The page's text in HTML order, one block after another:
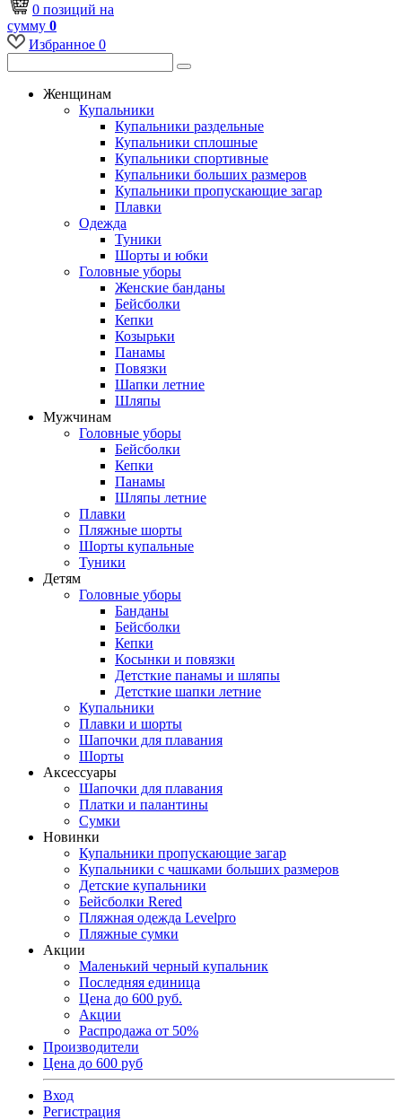
0 позиций на
сумму 0
Избранное 0
Женщинам
Купальники
Купальники раздельные
Купальники сплошные
Купальники спортивные
Купальники больших размеров
Купальники пропускающие загар
Плавки
Одежда
Туники
Шорты и юбки
Головные уборы
Женские банданы
Бейсболки
Кепки
Козырьки
Панамы
Повязки
Шапки летние
Шляпы
Мужчинам
Головные уборы
Бейсболки
Кепки
Панамы
Шляпы летние
Плавки
Пляжные шорты
Шорты купальные
Туники
Детям
Головные уборы
Банданы
Бейсболки
Кепки
Косынки и повязки
Детсткие панамы и шляпы
Детсткие шапки летние
Купальники
Плавки и шорты
Шапочки для плавания
Шорты
Аксессуары
Шапочки для плавания
Платки и палантины
Сумки
Новинки
Купальники пропускающие загар
Купальники с чашками больших размеров
Детские купальники
Бейсболки Rered
Пляжная одежда Levelpro
Пляжные сумки
Акции
Маленький черный купальник
Последняя единица
Цена до 600 руб.
Акции
Распродажа от 50%
Производители
Цена до 600 руб
Вход
Регистрация